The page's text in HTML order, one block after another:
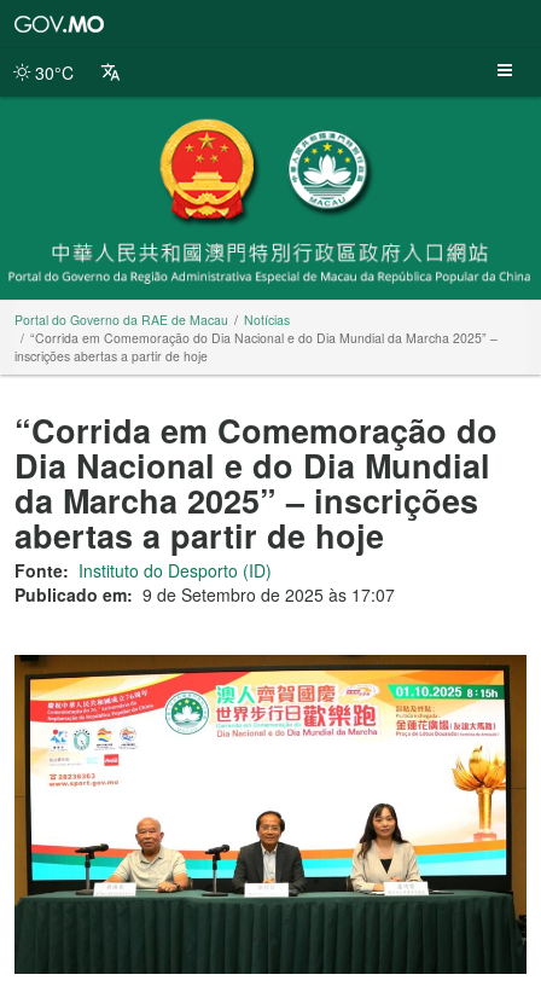
da
30°C
Portal do Governo da RAE de Macau
Notícias
“Corrida em Comemoração do Dia Nacional e do Dia Mundial da Marcha 2025” –
inscrições abertas a partir de hoje
“Corrida em Comemoração do
Dia Nacional e do Dia Mundial
da Marcha 2025” – inscrições
abertas a partir de hoje
Fonte: Instituto do Desporto (ID)
Publicado em: 9 de Setembro de 2025 às 17:07